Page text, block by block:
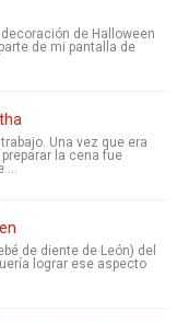
de Halloween
de mi pantalla de
Una vez que era
la cena fue
de diente de León) del
lograr ese aspecto